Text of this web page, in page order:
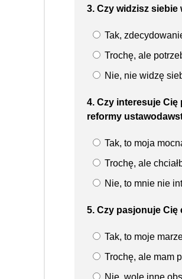
3. Czy widzisz
Tak,
Trochę, ale
Nie, nie widzę
4. Czy interesuje
reformy
Tak, to moja
Trochę, ale
Nie, to mnie nie
5. Czy pasjonuje
Tak, to moje
Trochę, ale mam